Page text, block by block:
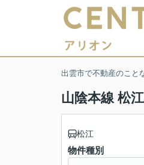
出雲市で不動産のこと
山陰本線 松
松江
物件種別